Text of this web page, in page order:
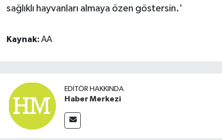
sağlıklı hayvanları almaya özen göstersin.'
Kaynak: AA
EDITÖR HAKKINDA
Haber Merkezi